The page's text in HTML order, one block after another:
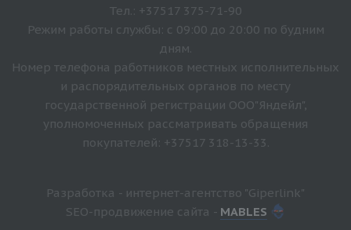
Тел.: +37517 375-71-90
Режим работы службы: с 09:00 до 20:00 по будним
дням.
Номер телефона работников местных исполнительных
и распорядительных органов по месту
государственной регистрации ООО"Яндейл",
уполномоченных рассматривать обращения
покупателей: +37517 318-13-33.
Разработка - интернет-агентство "Giperlink"
SEO-продвижение сайта - MABLES